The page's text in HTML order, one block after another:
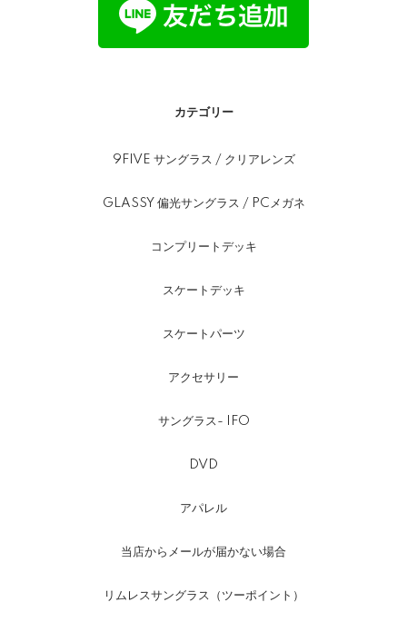
カテゴリー
9FIVE サングラス / クリアレンズ
GLASSY 偏光サングラス / PCメガネ
コンプリートデッキ
スケートデッキ
スケートパーツ
アクセサリー
サングラス- IFO
DVD
アパレル
当店からメールが届かない場合
リムレスサングラス（ツーポイント）